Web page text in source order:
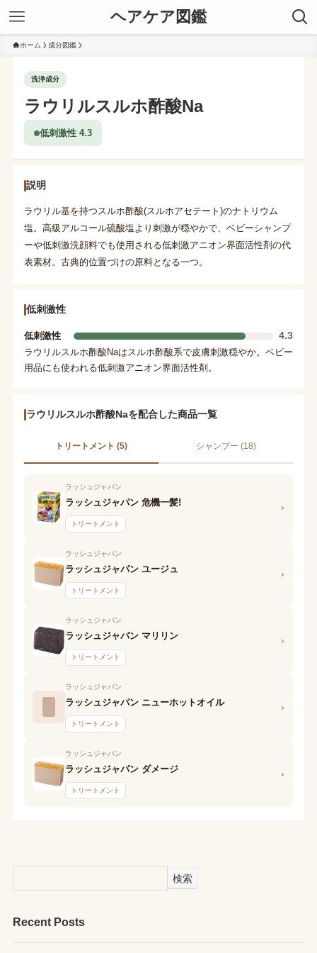
ヘアケア図鑑
ホーム 成分図鑑
洗浄成分
ラウリルスルホ酢酸Na
低刺激性 4.3
説明
ラウリル基を持つスルホ酢酸(スルホアセテート)のナトリウム
塩。高級アルコール硫酸塩より刺激が穏やかで、ベビーシャンプ
ーや低刺激洗顔料でも使用される低刺激アニオン界面活性剤の代
表素材。古典的位置づけの原料となる一つ。
低刺激性
低刺激性 4.3
ラウリルスルホ酢酸Naはスルホ酢酸系で皮膚刺激穏やか。ベビー
用品にも使われる低刺激アニオン界面活性剤。
ラウリルスルホ酢酸Naを配合した商品一覧
トリートメント (5) シャンプー (18)
ラッシュジャパン
ラッシュジャパン 危機一髪!
トリートメント
›
ラッシュジャパン
ラッシュジャパン ユージュ
トリートメント
›
ラッシュジャパン
ラッシュジャパン マリリン
トリートメント
›
ラッシュジャパン
ラッシュジャパン ニューホットオイル
トリートメント
›
ラッシュジャパン
ラッシュジャパン ダメージ
トリートメント
›
検索
Recent Posts